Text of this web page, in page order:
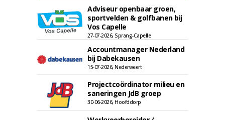
Adviseur openbaar groen,
sportvelden & golfbanen bij
Vos Capelle
27-07-2026, Sprang-Capelle
Accountmanager Nederland
bij Dabekausen
15-07-2026, Nederweert
Projectcoördinator milieu en
saneringen JdB groep
30-06-2026, Hoofddorp